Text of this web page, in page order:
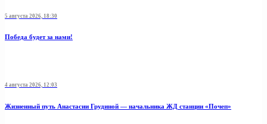
5 августа 2026, 18:30
Победа будет за нами!
4 августа 2026, 12:03
Жизненный путь Анастасии Грудиной — начальника ЖД станции «Почеп»